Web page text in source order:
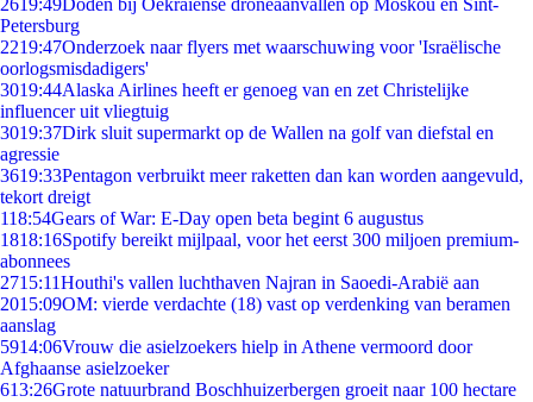
2619:49Doden bij Oekraïense droneaanvallen op Moskou en Sint-
Petersburg
2219:47Onderzoek naar flyers met waarschuwing voor 'Israëlische
oorlogsmisdadigers'
3019:44Alaska Airlines heeft er genoeg van en zet Christelijke
influencer uit vliegtuig
3019:37Dirk sluit supermarkt op de Wallen na golf van diefstal en
agressie
3619:33Pentagon verbruikt meer raketten dan kan worden aangevuld,
tekort dreigt
118:54Gears of War: E-Day open beta begint 6 augustus
1818:16Spotify bereikt mijlpaal, voor het eerst 300 miljoen premium-
abonnees
2715:11Houthi's vallen luchthaven Najran in Saoedi-Arabië aan
2015:09OM: vierde verdachte (18) vast op verdenking van beramen
aanslag
5914:06Vrouw die asielzoekers hielp in Athene vermoord door
Afghaanse asielzoeker
613:26Grote natuurbrand Boschhuizerbergen groeit naar 100 hectare